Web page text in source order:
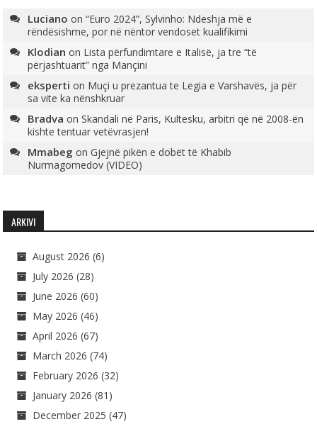
Luciano on“Euro 2024”, Sylvinho: Ndeshja më e
rëndësishme, por në nëntor vendoset kualifikimi
Klodian on Lista përfundimtare e Italisë, ja tre “të
përjashtuarit” nga Mançini
eksperti on Muçi u prezantua te Legia e Varshavës, ja për
sa vite ka nënshkruar
Bradva onSkandali në Paris, Kultesku, arbitri që në 2008-ën
kishte tentuar vetëvrasjen!
Mmabeg onGjejnë pikën e dobët të Khabib
Nurmagomedov (VIDEO)
ARKIVI
August 2026 (6)
July 2026 (28)
June 2026 (60)
May 2026 (46)
April 2026 (67)
March 2026 (74)
February 2026 (32)
January 2026 (81)
December 2025 (47)